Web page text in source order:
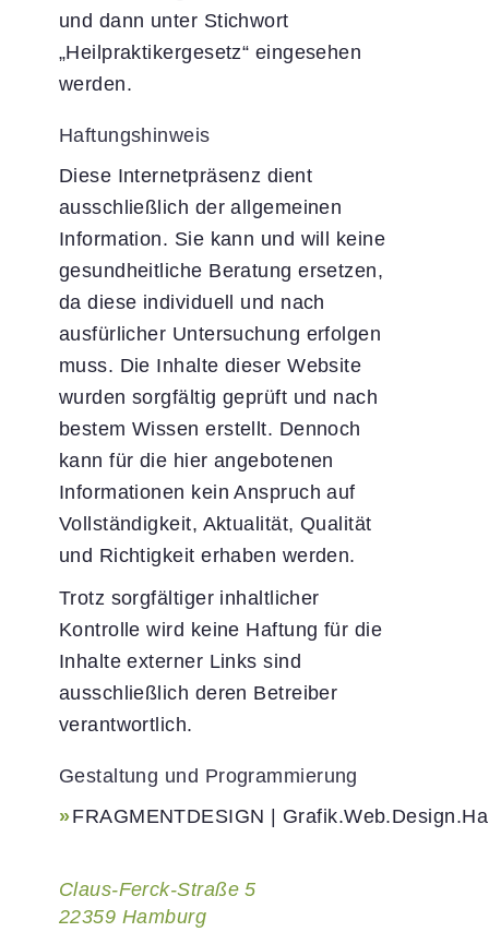
und dann unter Stichwort
„Heilpraktikergesetz“ eingesehen
werden.
Haftungshinweis
Diese Internetpräsenz dient
ausschließlich der allgemeinen
Information. Sie kann und will keine
gesundheitliche Beratung ersetzen,
da diese individuell und nach
ausfürlicher Untersuchung erfolgen
muss. Die Inhalte dieser Website
wurden sorgfältig geprüft und nach
bestem Wissen erstellt. Dennoch
kann für die hier angebotenen
Informationen kein Anspruch auf
Vollständigkeit, Aktualität, Qualität
und Richtigkeit erhaben werden.
Trotz sorgfältiger inhaltlicher
Kontrolle wird keine Haftung für die
Inhalte externer Links sind
ausschließlich deren Betreiber
verantwortlich.
Gestaltung und Programmierung
FRAGMENTDESIGN |
Claus-Ferck-Straße 5
22359 Hamburg